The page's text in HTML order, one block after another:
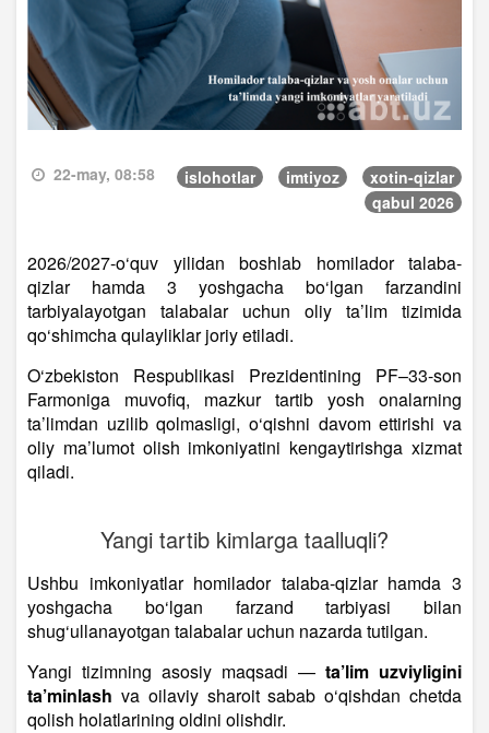
22-may, 08:58 islohotlar imtiyoz
xotin-qizlar
qabul 2026
2026/2027-o‘quv yilidan boshlab homilador talaba-
qizlar hamda 3 yoshgacha bo‘lgan farzandini
tarbiyalayotgan talabalar uchun oliy ta’lim tizimida
qo‘shimcha qulayliklar joriy etiladi.
O‘zbekiston Respublikasi Prezidentining PF–33-son
Farmoniga muvofiq, mazkur tartib yosh onalarning
ta’limdan uzilib qolmasligi, o‘qishni davom ettirishi va
oliy ma’lumot olish imkoniyatini kengaytirishga xizmat
qiladi.
Yangi tartib kimlarga taalluqli?
Ushbu imkoniyatlar homilador talaba-qizlar hamda 3
yoshgacha bo‘lgan farzand tarbiyasi bilan
shug‘ullanayotgan talabalar uchun nazarda tutilgan.
Yangi tizimning asosiy maqsadi — ta’lim uzviyligini
ta’minlash va oilaviy sharoit sabab o‘qishdan chetda
qolish holatlarining oldini olishdir.